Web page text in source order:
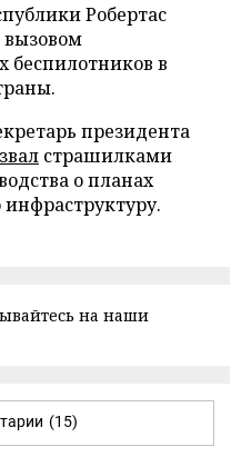
Робертас
беспилотников в
президента
страшилками
о планах
на наши
(15)